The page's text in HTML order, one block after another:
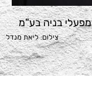
בניה בע"מ
צילום: ליאת מנדל